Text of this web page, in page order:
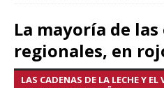
La mayoría de
regionales, en
LAS CADENAS DE LA LECHE Y